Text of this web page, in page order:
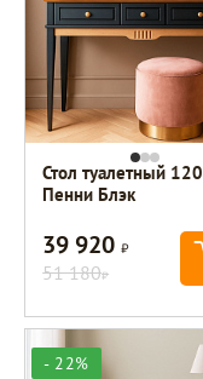
Стол туалетный 120
Пенни Блэк
39 920Р
51 180Р
- 22%